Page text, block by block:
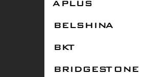
APLUS
BELSHINA
BKT
BRIDGESTONE